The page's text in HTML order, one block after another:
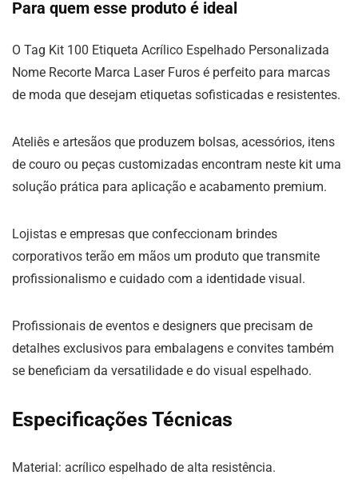
Para quem esse produto é ideal
O Tag Kit 100 Etiqueta Acrílico Espelhado Personalizada
Nome Recorte Marca Laser Furos é perfeito para marcas
de moda que desejam etiquetas sofisticadas e resistentes.
Ateliês e artesãos que produzem bolsas, acessórios, itens
de couro ou peças customizadas encontram neste kit uma
solução prática para aplicação e acabamento premium.
Lojistas e empresas que confeccionam brindes
corporativos terão em mãos um produto que transmite
profissionalismo e cuidado com a identidade visual.
Profissionais de eventos e designers que precisam de
detalhes exclusivos para embalagens e convites também
se beneficiam da versatilidade e do visual espelhado.
Especificações Técnicas
Material: acrílico espelhado de alta resistência.